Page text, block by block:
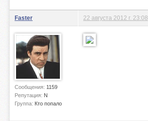
Faster
Сообщения: 1159
Репутация: N
Группа: Кто попало
22 августа 2012 г. 23:08